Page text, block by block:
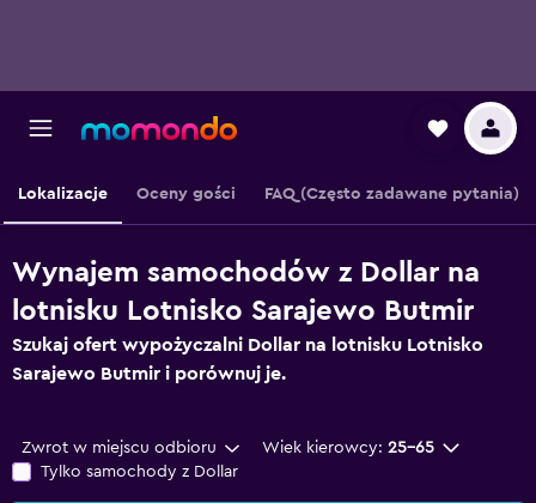
Lokalizacje Oceny gości FAQ (Często zadawane pytania)
Wynajem samochodów z Dollar na
lotnisku Lotnisko Sarajewo Butmir
Szukaj ofert wypożyczalni Dollar na lotnisku Lotnisko
Sarajewo Butmir i porównuj je.
Zwrot w miejscu odbioru Wiek kierowcy: 25-65
Tylko samochody z Dollar